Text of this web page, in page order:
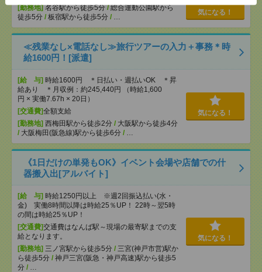
[勤務地]名谷駅から徒歩5分/総合運動公園駅から
徒歩5分 / 板宿駅から徒歩5分 / …
気になる！
≪残業なし×電話なし≫旅行ツアーの入力＋事務＊時
給1600円！[派遣]
[給 与] 時給1600円 ＊日払い・週払いOK ＊昇
給あり ＊月収例：約245,440円 （時給1,600
円 × 実働7.67h × 20日）
[交通費]全額支給
[勤務地] 西梅田駅から徒歩2分 / 大阪駅から徒歩4分
/ 大阪梅田(阪急線)駅から徒歩6分 / …
気になる！
《1日だけの単発もOK》イベント会場や店舗での什
器搬入出[アルバイト]
[給 与] 時給1250円以上 ※週2回振込払い(水・
金) 実働8時間以降は時給25％UP！ 22時～翌5時
の間は時給25％UP！
[交通費]交通費はなんば駅～現場の最寄駅までの支
給となります。
[勤務地] 三ノ宮駅から徒歩5分 / 三宮(神戸市営)駅か
ら徒歩5分 / 神戸三宮(阪急・神戸高速)駅から徒歩5
分 / …
気になる！